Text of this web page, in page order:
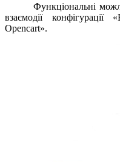
Функціональні
взаємодії
Opencart».